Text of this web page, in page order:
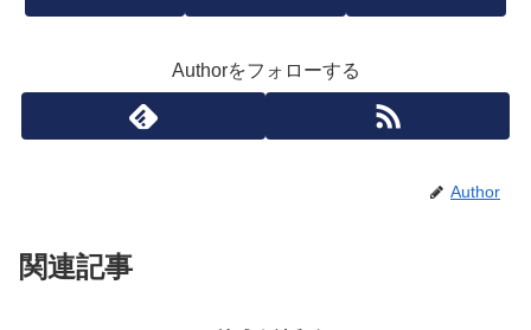
Authorをフォローする
Author
関連記事